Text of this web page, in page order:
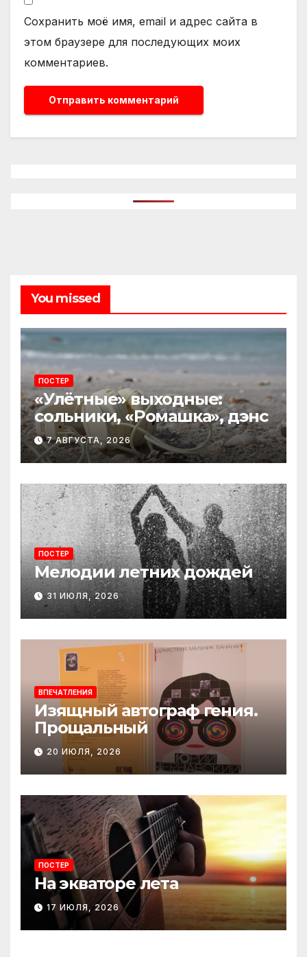
Сохранить моё имя, email и адрес сайта в
этом браузере для последующих моих
комментариев.
You missed
ПОСТЕР
«Улётные» выходные:
сольники, «Ромашка», дэнс
7 АВГУСТА, 2026
ПОСТЕР
Мелодии летних дождей
31 ИЮЛЯ, 2026
ВПЕЧАТЛЕНИЯ
Изящный автограф гения.
Прощальный
20 ИЮЛЯ, 2026
ПОСТЕР
На экваторе лета
17 ИЮЛЯ, 2026